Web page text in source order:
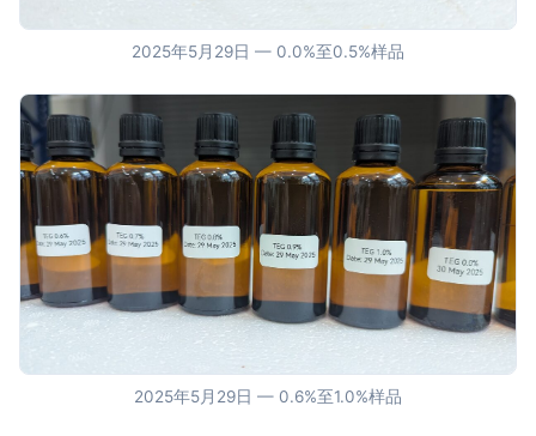
2025年5月29日 — 0.0%至0.5%样品
2025年5月29日 — 0.6%至1.0%样品